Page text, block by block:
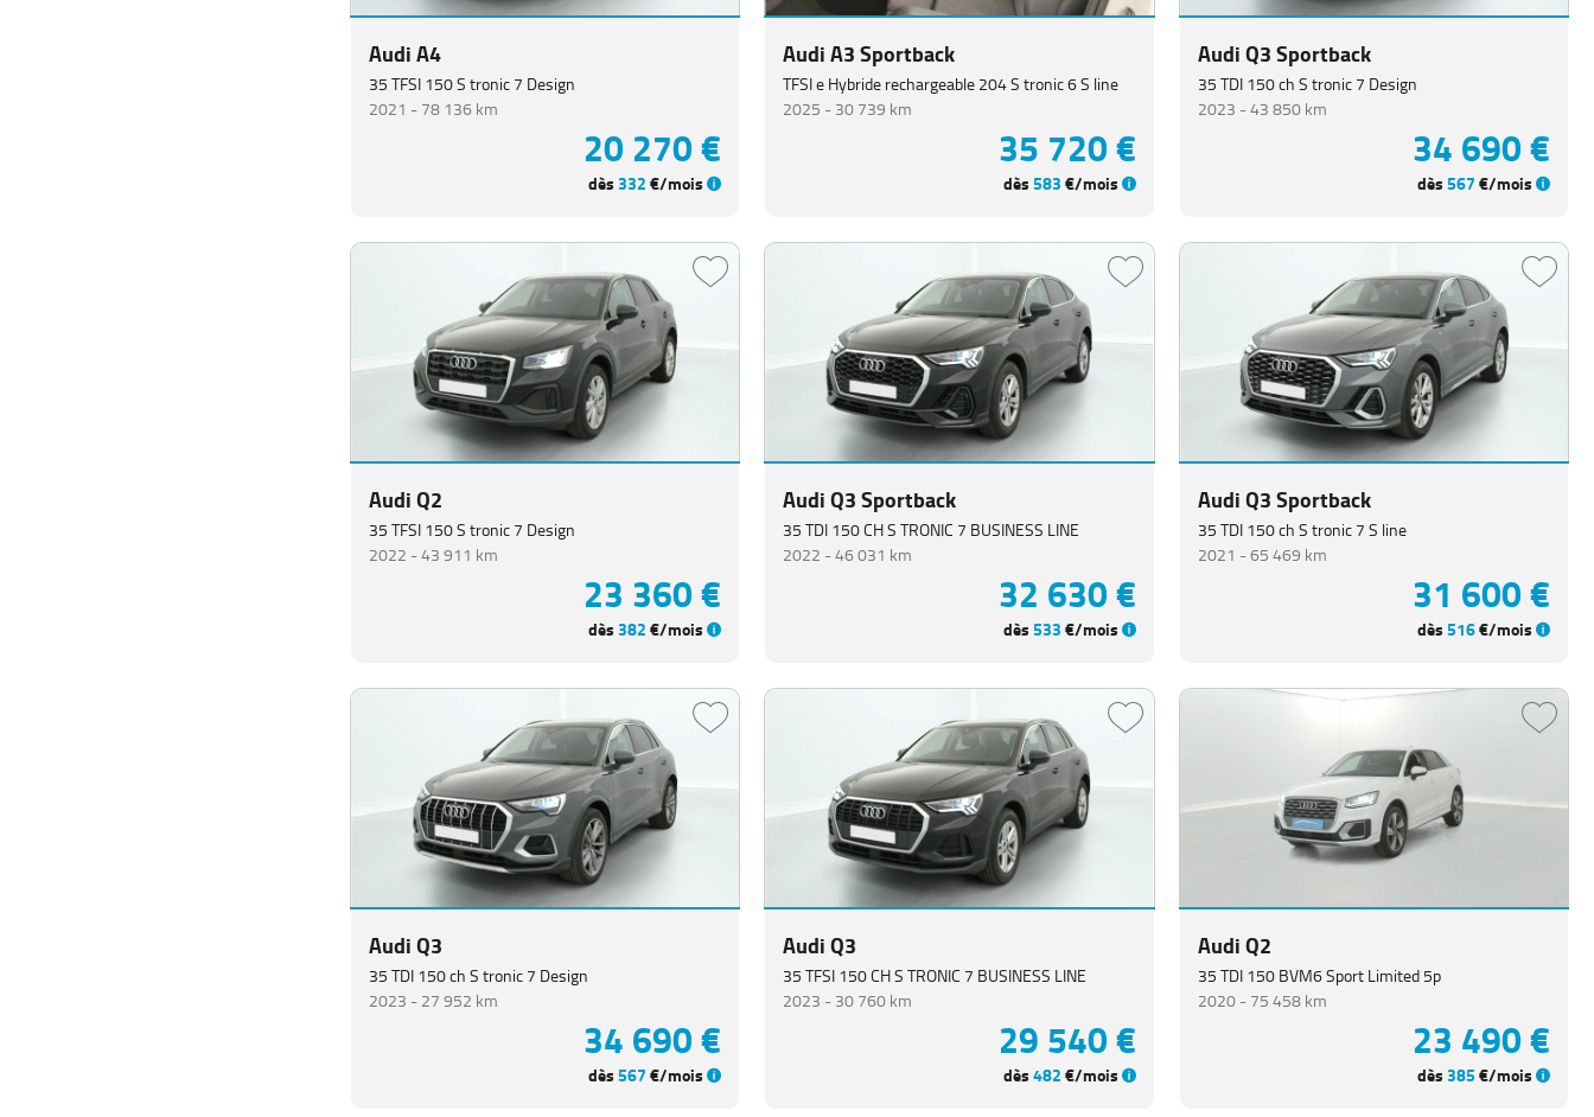
Audi A4
35 TFSI 150 S tronic 7 Design
2021 -78 136 km
20 270 €
dès332€/mois
Audi A3 Sportback
TFSI e Hybride rechargeable 204 S tronic 6 S line
2025 -30 739 km
35 720 €
dès583€/mois
Audi Q3 Sportback
35 TDI 150 ch S tronic 7 Design
2023 -43 850 km
34 690 €
dès567€/mois
Audi Q2
35 TFSI 150 S tronic 7 Design
2022 -43 911 km
23 360 €
dès382€/mois
Audi Q3 Sportback
35 TDI 150 CH S TRONIC 7 BUSINESS LINE
2022 -46 031 km
32 630 €
dès533€/mois
Audi Q3 Sportback
35 TDI 150 ch S tronic 7 S line
2021 -65 469 km
31 600 €
dès516€/mois
Audi Q3
35 TDI 150 ch S tronic 7 Design
2023 -27 952 km
34 690 €
dès567€/mois
Audi Q3
35 TFSI 150 CH S TRONIC 7 BUSINESS LINE
2023 -30 760 km
29 540 €
dès482€/mois
Audi Q2
35 TDI 150 BVM6 Sport Limited 5p
2020 -75 458 km
23 490 €
dès385€/mois